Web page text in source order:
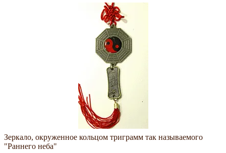
Зеркало, окруженное кольцом триграмм так называемого
"Раннего неба"